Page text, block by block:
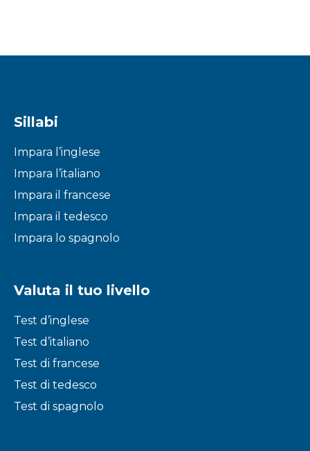
Sillabi
Impara l’inglese
Impara l’italiano
Impara il francese
Impara il tedesco
Impara lo spagnolo
Valuta il tuo livello
Test d’inglese
Test d’italiano
Test di francese
Test di tedesco
Test di spagnolo